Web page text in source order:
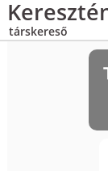
társkereső